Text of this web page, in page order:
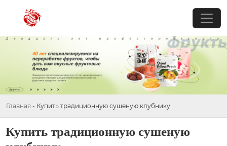
Главная - Купить традиционную сушеную клубнику
Купить традиционную сушеную